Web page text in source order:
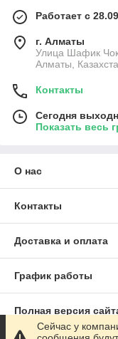
Работает с
г. Алматы
Улица Шафик
Алматы,
Контакты
Сегодня
Показать весь
О нас
Контакты
Доставка и оплата
График работы
Полная версия
Сейчас у